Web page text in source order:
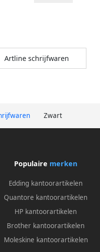
Zwart
Artline schrijfwaren
Populaire merken
Edding kantoorartikelen
Quantore kantoorartikelen
HP kantoorartikelen
Brother kantoorartikelen
Moleskine kantoorartikelen